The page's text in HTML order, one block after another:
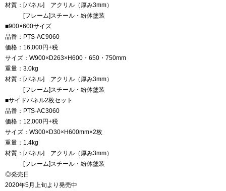
材質：[パネル] アクリル（厚み3mm）
[フレーム]スチール・紛体塗装
■900×600サイズ
品番：PTS-AC9060
価格：16,000円+税
サイズ：W900×D263×H600・650・750mm
重量：3.0kg
材質：[パネル] アクリル（厚み3mm）
[フレーム]スチール・紛体塗装
■サイドパネル2枚セット
品番：PTS-AC3060
価格：12,000円+税
サイズ：W300×D30×H600mm×2枚
重量：1.4kg
材質：[パネル] アクリル（厚み3mm）
[フレーム]スチール・紛体塗装
◎発売日
2020年5月上旬より発売中